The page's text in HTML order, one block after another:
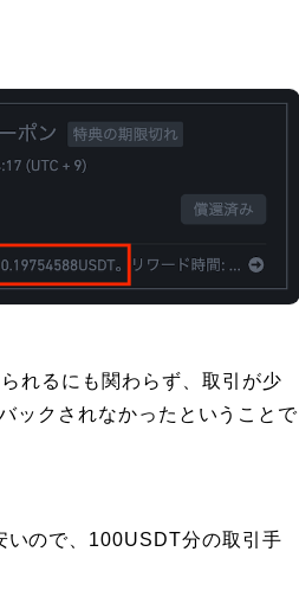
れるにも関わらず、取引が少
ックされなかったということで
いので、100USDT分の取引手